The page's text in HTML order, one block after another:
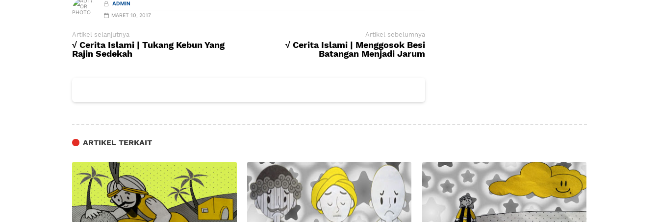
ADMIN
MARET 10, 2017
Artikel selanjutnya
√ Cerita Islami | Tukang Kebun Yang
Rajin Sedekah
Artikel sebelumnya
√ Cerita Islami | Menggosok Besi
Batangan Menjadi Jarum
ARTIKEL TERKAIT